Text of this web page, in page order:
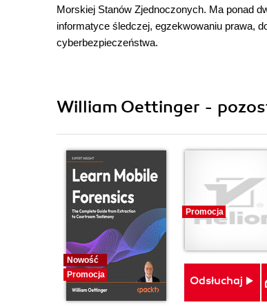
Morskiej Stanów Zjednoczonych. Ma ponad
informatyce śledczej, egzekwowaniu prawa,
cyberbezpieczeństwa.
William Oettinger -
Nowość
Promocja
Promocja
Odsłuchaj